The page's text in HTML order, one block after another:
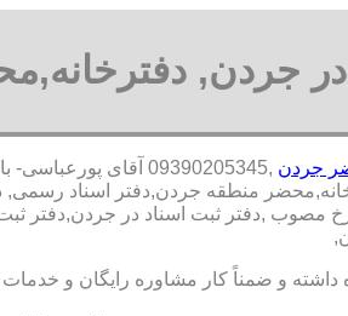
جردن,
جردن
,09390205345
منطقه جردن,دفتر اسناد رسمی,
مصوب ,دفتر ثبت اسناد در جردن,دفتر
و ضمناً کار مشاوره رایگان و خدمات